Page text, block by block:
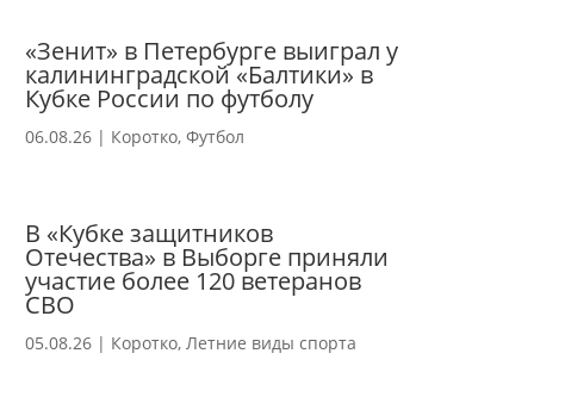
«Зенит» в Петербурге выиграл у
калининградской «Балтики» в
Кубке России по футболу
06.08.26| Коротко, Футбол
В «Кубке защитников
Отечества» в Выборге приняли
участие более 120 ветеранов
СВО
05.08.26| Коротко, Летние виды спорта